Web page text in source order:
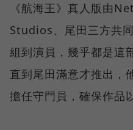
《航海王》真人版由
Studios、尾田三方共
組到演員，幾乎都是這
直到尾田滿意才推出，
擔任守門員，確保作品